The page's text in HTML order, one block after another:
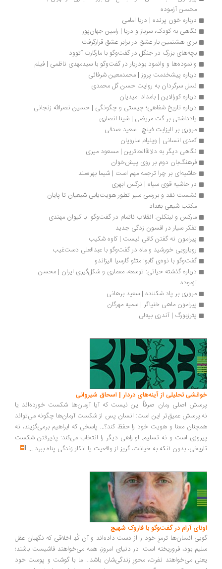
محسن آزموده
درباره خون پرنده | دریا امامی
نگاهی به کودک، سرباز و دریا | رامین جهان‌پور
برای هشتمین بار عشق در برابر عشق قرارگرفت
بچه‌های بزرگ در جنگل در گفت‌وگو با مارگارت آتوود
وانموده‌ها و وانمود بودریار در گفت‌وگو با سیدمهدی ناظمی | فیلم
درباره پیشخدمت پروز | محمدمعین شرفائی
نسل سرگردان به روایت حسن گل محمدی
درباره کورالاین | بامداد امیدیان
درباره تاریخ شفاهی؛ چیستی و چگونگی | حسین نصرالله ‌زنجانی
یادداشتی بر گت مریضی | شینا انصاری
مروری بر الیزابت فینچ | سعید صدقی
کمدی انسانی | ویلیام سارویان
نگاهی دیگر به دلالةالحائرین | مسعود میری
فرهنگ‌بان دوم بر روی پیش‌خوان
حاشیه‌ای بر چرا ترجمه مهم است | شیما بهره‌مند
در حاشیه قوی سیاه | نرگس ابهری
نشست نقد و بررسی سیر تطور هویت‌یابی شیعیان تا پایان
مکتب شیعی بغداد
مارکس و لینکلن: انقلاب ناتمام در گفت‌وگو  با کیوان مهتدی
تفکر سیار در افسون زدگی جدید
پیرامون نه گفتن کافی نیست | کاوه شکیب
رویارویی خورشید و ماه در گفت‌وگو با عبدالعلی دست‌غیب
گفت‌وگو با نوه‌ی گابو: متئو گارسیا الیزاندو
درباره گذشته حیاتی: توسعه، معماری و شکل‌گیری ایران | محسن
مروری بر پاد شکننده | سعید برهانی
پیرامون ماهی خنیاگر | سمیه مهرگان
پترزبورگ | آندری بیه‌لی
تحلیلی از آینه‌های دردار | اسحاق شیروانی
اصلی رمان صرفاً این نیست که آیا آرمان‌ها شکست خورده‌اند یا
عمیق‌تر این است: انسان پس از شکست آرمان‌ها چگونه می‌تواند
معنا و هویت خود را حفظ کند؟... پاسخی که ابراهیم برمی‌گزیند، نه
است و نه تسلیم. او راهی دیگر را انتخاب می‌کند: پذیرفتن شکست
بدون آنکه به خیانت، گریز از واقعیت یا انکار زندگی پناه ببرد...
آرام در گفت‌وگو با فاروک شهیچ‭
انسان‌ها ترمزِ خود را از دست داده‌اند و آن کُدِ اخلاقی که نگهبان عقل
بود، فروریخته است. در دنیای امروز، همه می‌خواهند فاشیست باشند؛
می‌خواهند نفرت، محورِ زندگی‌شان باشد... ما با گوشت و پوست خود